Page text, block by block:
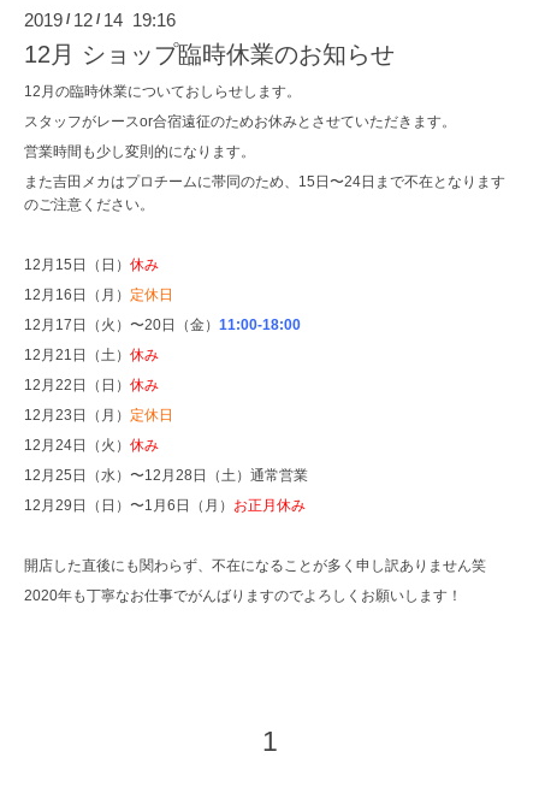
2019 / 12 / 14 19:16
12月 ショップ臨時休業のお知らせ
12月の臨時休業についておしらせします。
スタッフがレースor合宿遠征のためお休みとさせていただきます。
営業時間も少し変則的になります。
また吉田メカはプロチームに帯同のため、15日〜24日まで不在となります
のご注意ください。
12月15日（日） 休み
12月16日（月） 定休日
12月17日（火）〜20日（金） 11:00-18:00
12月21日（土） 休み
12月22日（日） 休み
12月23日（月） 定休日
12月24日（火） 休み
12月25日（水）〜12月28日（土）通常営業
12月29日（日）〜1月6日（月） お正月休み
開店した直後にも関わらず、不在になることが多く申し訳ありません笑
2020年も丁寧なお仕事でがんばりますのでよろしくお願いします！
1